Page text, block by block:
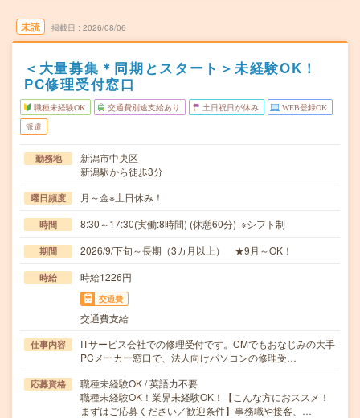
未読 掲載日 2026/08/06
＜大量募集＊同期とスタート＞未経験OK！
PC修理受付窓口
職種未経験OK 交通費別途支給あり 土日祝日が休み WEB登録OK
派遣
勤務地
新潟市中央区
新潟駅から徒歩3分
曜日頻度 月～金※土日休み！
時間 8:30～17:30(実働:8時間) (休憩60分) ※シフト制
期間 2026/9/下旬～長期（3カ月以上） ★9月～OK！
時給 時給1226円
交通費
交通費支給
仕事内容
ITサービス会社での修理受付です。CMでもおなじみの大手
PCメーカー窓口で、法人向けパソコンの修理受…
応募資格
職種未経験OK / 英語力不要
職種未経験OK！業界未経験OK！【こんな方におススメ！
まずはご応募ください／歓迎条件】事務職や接客、…